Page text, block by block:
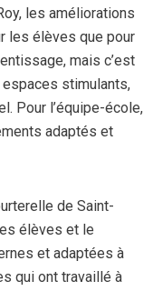
les améliorations
les élèves que pour
mais c’est
stimulants,
Pour l’équipe-école,
adaptés et
de Saint-
élèves et le
et adaptées à
qui ont travaillé à